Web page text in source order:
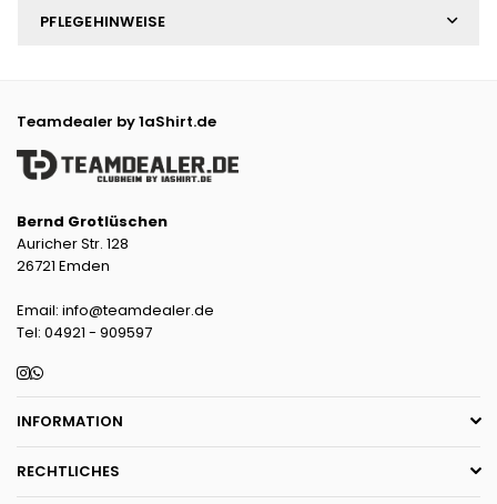
PFLEGEHINWEISE
Teamdealer by 1aShirt.de
Bernd Grotlüschen
Auricher Str. 128
26721 Emden
Email: info@teamdealer.de
Tel: 04921 - 909597
Instagram
Whatsapp
INFORMATION
RECHTLICHES